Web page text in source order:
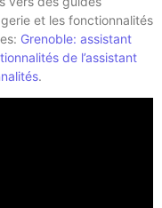
et les fonctionnalités
Grenoble: assistant
de l’assistant
.